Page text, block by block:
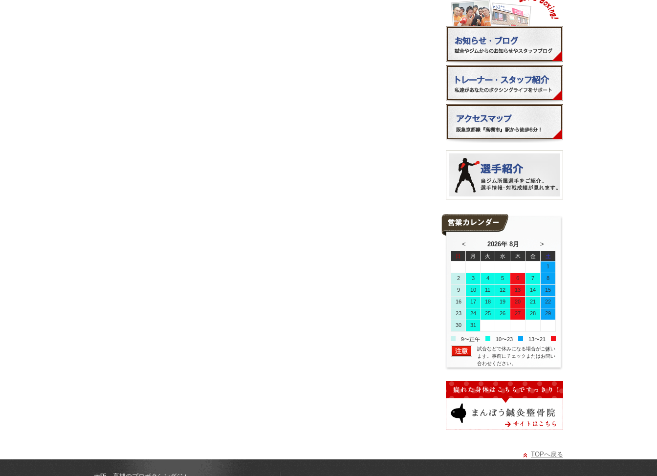
< 2026年 8月 >
日 月 火 水 木 金
土
1
2
3 4 5 6 7
8
9
10 11 12 13 14
15
16
17 18 19 20 21
22
23
24 25 26 27 28
29
30
31
9〜正午 10〜23
13〜21
休
試合などで休みになる場合がござい
ます。事前にチェックまたはお問い
合わせください。
TOPへ戻る